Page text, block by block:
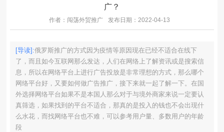
广？
作者：闯荡外贸推广 发布日期：2022-04-13
[导读]:俄罗斯推广的方式因为疫情等原因现在已经不适合在线下
了，而且如今互联网那么发达，人们在网络上了解资讯或是搜索信
息，所以在网络平台上进行广告投放是非常理想的方式，那么哪个
网络平台好，又要如何做广告推广，接下来就一起了解一下。在国
外选择网络平台如果不是本国人那么对于与境外商家来说一定要认
真筛选，如果找到的平台不适合，那真的是投入的钱也不会出现什
么水花，而找网络平台也不难，可以参考用户量、多数用户的年龄
段